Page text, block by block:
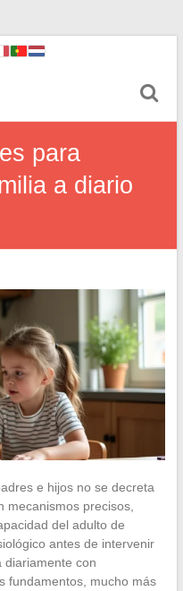
para
a diario
e hijos no se decreta
mecanismos precisos,
del adulto de
antes de intervenir
diariamente con
fundamentos, mucho más